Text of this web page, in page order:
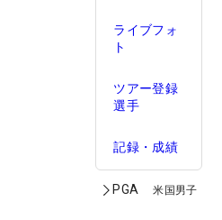
ライブフォ
ト
ツアー登録
選手
記録・成績
PGA 米国男子